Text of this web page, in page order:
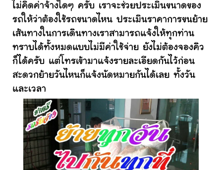
ไม่คิดค่าจ้างใดๆ ครับ เราจะช่วยประเมินขนาดของ
รถให้ว่าต้องใช้รถขนาดไหน ประเมินราคาการขนย้าย
เส้นทางในการเดินทางเราสามารถแจ้งให้ทุกท่าน
ทราบได้ทั้งหมดแบบไม่มีค่าใช้จ่าย ยังไม่ต้องจองคิว
ก็ได้ครับ แต่โทรเข้ามาแจ้งรายละเอียดกันไว้ก่อน
สะดวกย้ายวันไหนก็แจ้งนัดหมายกันได้เลย ทั้งวัน
และเวลา